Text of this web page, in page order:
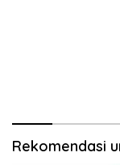
Rekomendasi